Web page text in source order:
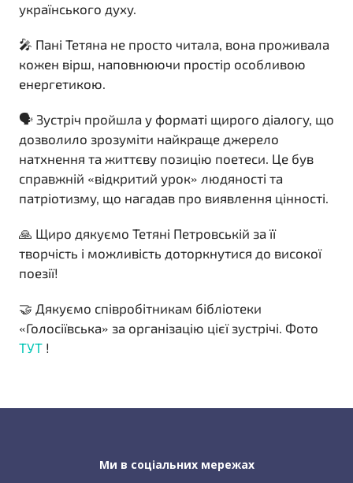
українського духу.
🎤 Пані Тетяна не просто читала, вона проживала
кожен вірш, наповнюючи простір особливою
енергетикою.
🗣️ Зустріч пройшла у форматі щирого діалогу, що
дозволило зрозуміти найкраще джерело
натхнення та життєву позицію поетеси. Це був
справжній «відкритий урок» людяності та
патріотизму, що нагадав про виявлення цінності.
🙏 Щиро дякуємо Тетяні Петровській за її
творчість і можливість доторкнутися до високої
поезії!
🤝 Дякуємо співробітникам бібліотеки
«Голосіївська» за організацію цієї зустрічі. Фото
ТУТ !
Ми в соціальних мережах